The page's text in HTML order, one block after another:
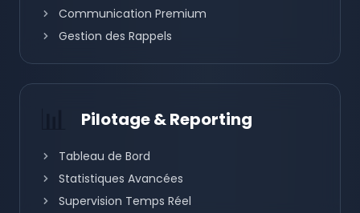
Communication Premium
Gestion des Rappels
Pilotage & Reporting
Tableau de Bord
Statistiques Avancées
Supervision Temps Réel